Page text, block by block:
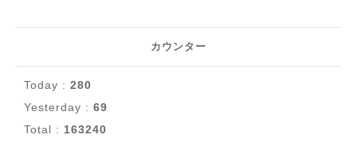
カウンター
Today : 280
Yesterday : 69
Total : 163240